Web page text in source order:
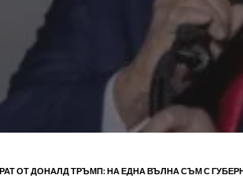
ОТ ДОНАЛД ТРЪМП: НА ЕДНА ВЪЛНА СЪМ С